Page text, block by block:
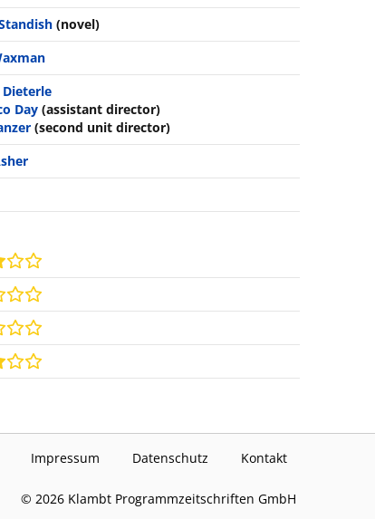
(novel)
Day (assistant director)
(second unit director)
Impressum Datenschutz Kontakt
© 2026 Klambt Programmzeitschriften GmbH